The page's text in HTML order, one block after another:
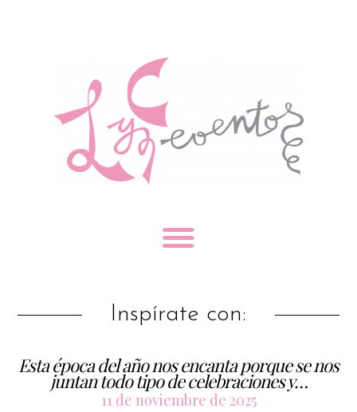
Inspírate con:
Esta época del año nos encanta porque se nos
juntan todo tipo de celebraciones y…
11 de noviembre de 2025